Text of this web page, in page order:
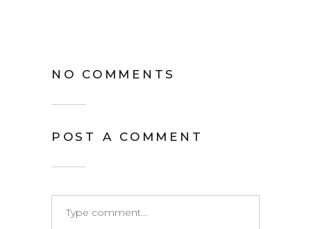
NO COMMENTS
POST A COMMENT